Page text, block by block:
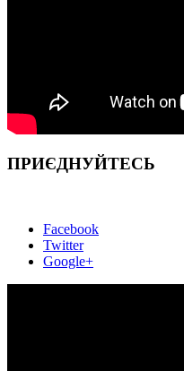
ПРИЄДНУЙТЕСЬ
Facebook
Twitter
Google+